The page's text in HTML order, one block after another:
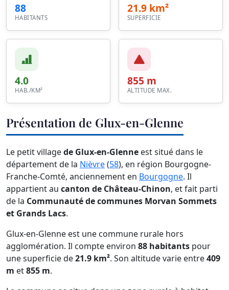
88
HABITANTS
21.9 km²
SUPERFICIE
4.0
HAB./KM²
855 m
ALTITUDE MAX.
Présentation de Glux-en-Glenne
Le petit villagede Glux-en-Glenne est situé dans le
département de la Nièvre(58), en région Bourgogne-
Franche-Comté, anciennement en Bourgogne. Il
appartient au canton de Château-Chinon, et fait parti
de la Communauté de communes Morvan Sommets
et Grands Lacs.
Glux-en-Glenne est une commune rurale hors
agglomération. Il compte environ 88 habitants pour
une superficie de21.9 km². Son altitude varie entre409
m et855 m.